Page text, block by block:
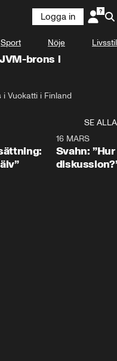
Logga in
Sport Nöje Livsstil
brons i
Vuokatti i Finland
SE ALLA
16 MARS
Svahn: